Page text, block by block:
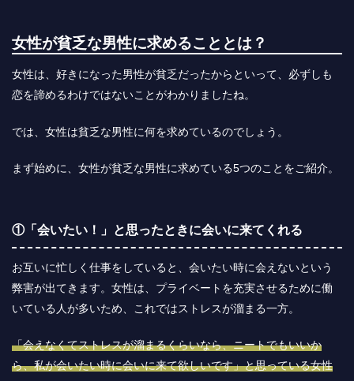
女性が貧乏な男性に求めることとは？
女性は、好きになった男性が貧乏だったからといって、必ずしも
恋を諦めるわけではないことがわかりましたね。
では、女性は貧乏な男性に何を求めているのでしょう。
まず始めに、女性が貧乏な男性に求めている5つのことをご紹介。
①「会いたい！」と思ったときに会いに来てくれる
お互いに忙しく仕事をしていると、会いたい時に会えないという
弊害が出てきます。女性は、プライベートを充実させるために働
いている人が多いため、これではストレスが溜まる一方。
「会えなくてストレスが溜まるくらいなら、ニートでもいいか
ら、私が会いたい時に会いに来て欲しいです」と思っている女性